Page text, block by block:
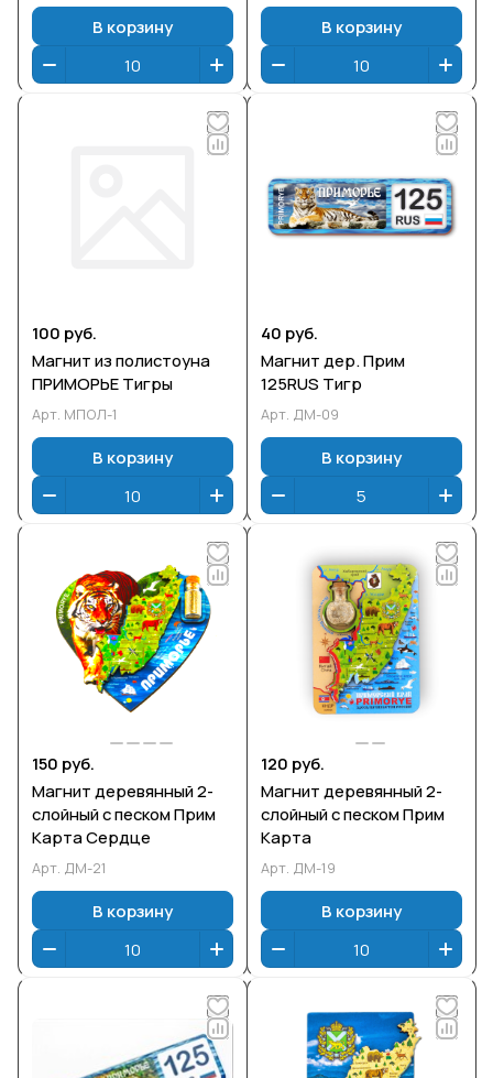
В корзину В корзину
100 руб.
Магнит из полистоуна
ПРИМОРЬЕ Тигры
Арт. МПОЛ-1
В корзину
40 руб.
Магнит дер. Прим
125RUS Тигр
Арт. ДМ-09
В корзину
150 руб.
Магнит деревянный 2-
слойный с песком Прим
Карта Сердце
Арт. ДМ-21
В корзину
120 руб.
Магнит деревянный 2-
слойный с песком Прим
Карта
Арт. ДМ-19
В корзину